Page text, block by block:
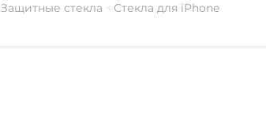
Защитные стекла Стекла для iPhone